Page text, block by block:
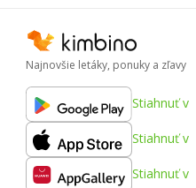
Najnovšie letáky, ponuky a zľavy
Stiahnuť v
Stiahnuť v
Stiahnuť v